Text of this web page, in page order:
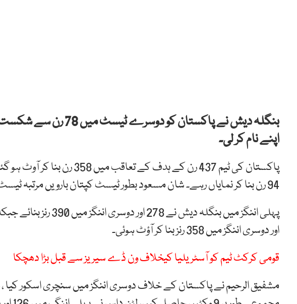
اپنے نام کر لی۔
پاکستان کی ٹیم 437 رن کے ہدف
94 رن بنا کر نمایاں رہے۔ شان مسعود بطور ٹیسٹ کپتان بارویں مرتبہ ٹیسٹ میچ ہار گئے۔
اور دوسری اننگز میں 358 رنز بنا کر آؤٹ ہوئی۔
قومی کرکٹ ٹیم کو آسٹریلیا کیخلاف ون ڈے سیریز سے قبل بڑا دھچکا
مشفیق الرحیم نے پاکستان کے خلاف دوسری اننگز میں سنچری اسکور کیا